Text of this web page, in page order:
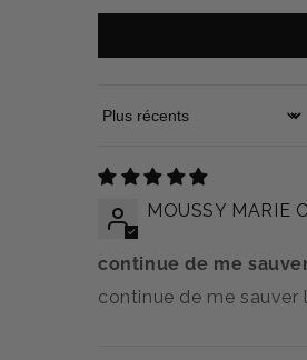
Sort by
MOUSSY MARIE
continue de me
continue de me sauver